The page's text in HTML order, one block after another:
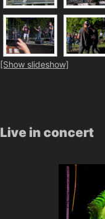
[Show slideshow]
Live in concert